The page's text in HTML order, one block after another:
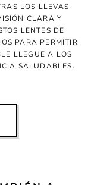
LOS LLEVAS
CLARA Y
LENTES DE
PARA PERMITIR
LLEGUE A LOS
SALUDABLES.